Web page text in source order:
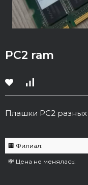
PC2 ram
Плашки PC2 разных
🏢 Филиал:
💸 Цена не менялась: